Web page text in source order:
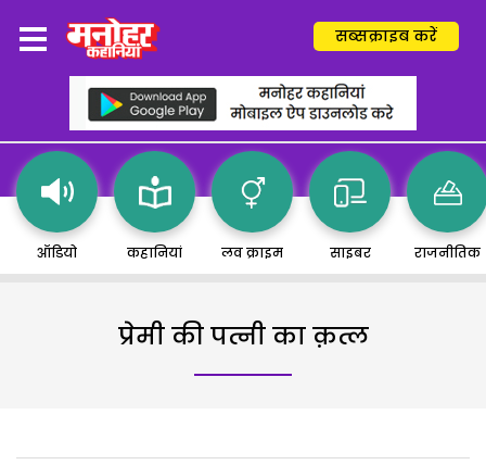
सब्सक्राइब करें
ऑडियो कहानियां लव क्राइम साइबर राजनीतिक
प्रेमी की पत्नी का क़त्ल